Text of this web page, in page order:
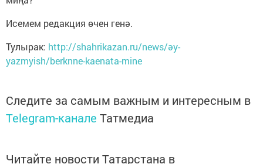
Исемем редакция өчен генә.
Тулырак: http://shahrikazan.ru/news/әy-
yazmyish/berknne-kaenata-mine
Следите за самым важным и интересным в
Telegram-канале Татмедиа
Читайте новости Татарстана в